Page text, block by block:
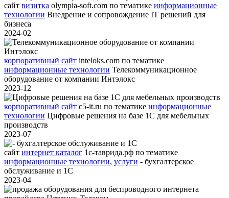
сайт визитка olympia-soft.com по тематике информационные
технологии Внедрение и сопровождение IT решений для
бизнеса
2024-02
корпоративный сайт inteloks.com по тематике
информационные технологии Телекоммуникационное
оборудование от компании Интэлокс
2023-12
корпоративный сайт c5-it.ru по тематике информационные
технологии Цифровые решения на базе 1С для мебельных
производств
2023-07
сайт интернет каталог 1с-таврида.рф по тематике
информационные технологии, услуги - бухгалтерское
обслуживание и 1С
2023-04